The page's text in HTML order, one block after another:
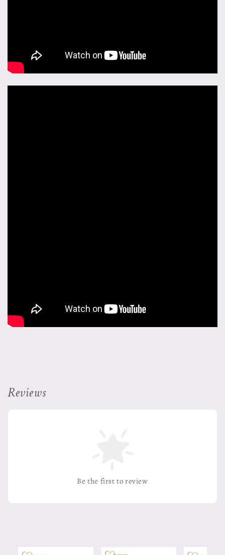
Reviews
Be the first to review